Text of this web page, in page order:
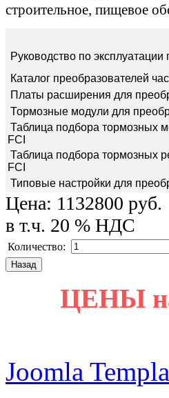
строительное, пищевое
Руководство по
Каталог преобразователей
Платы расширения для
Тормозные модули для
Таблица подбора тормозных
FCI
Таблица подбора тормозных
FCI
Типовые настройки для
Цена: 1132800 руб.
в т.ч. 20 % НДС
Количество:
ЦЕНЫ на
Joomla